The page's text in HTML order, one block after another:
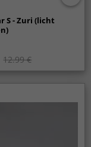
S - Zuri (licht
12.99 €